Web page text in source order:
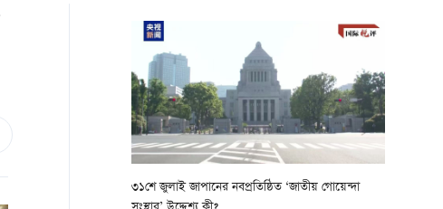
৩১শে জুলাই জাপানের নবপ্রতিষ্ঠিত ‘জাতীয় গোয়েন্দা